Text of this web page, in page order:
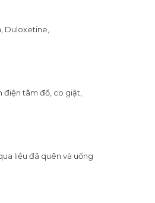
Duloxetine,
tâm đồ, co giật,
liều đã quên và uống